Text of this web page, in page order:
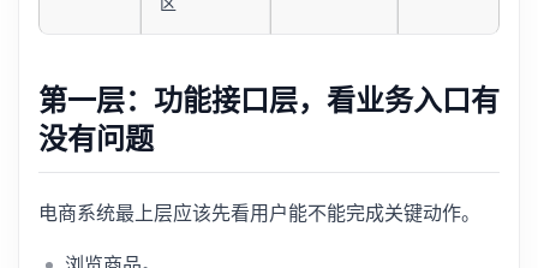
第一层：功能接口层，看业务入口有
没有问题
电商系统最上层应该先看用户能不能完成关键动作。